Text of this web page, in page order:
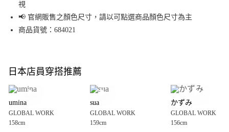
街口支付
悠遊付
全盈+PAY
大哥付你分期
1.本服務由台灣大哥大提供，台灣大哥大用戶可立即使用無須另外申請。
2.付款方式選擇「大哥付你分期」，訂單成立後會自動跳轉到大哥付的交易
AFTEE先享後付
視
📢 官網販售之顏色尺寸，請以可點選商品顏色尺寸為主
商品貨號：684021
日本店員穿搭推薦
umina
GLOBAL WORK
158cm
sua
GLOBAL WORK
159cm
かずみ
GLOBAL WORK
156cm